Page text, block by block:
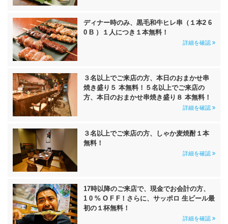
ディナー時のみ、黒毛和牛ヒレ串（１本2 6
0 B ）１人につき１本無料！
詳細を確認
３名以上でご来店の方、本日のおまかせ串
焼き盛り５ 本無料！５名以上でご来店の
方、本日のおまかせ串焼き盛り８ 本無料！
詳細を確認
３名以上でご来店の方、しゃか麦焼酎１本
無料！
詳細を確認
17時以降のご来店で、現金でお会計の方、
1 0 % O F F！さらに、サッポロ 生ビール最
初の１杯無料！
詳細を確認